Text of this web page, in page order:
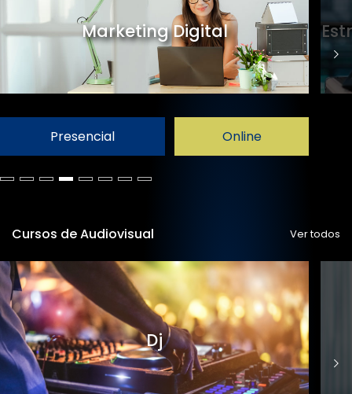
Marketing Digital
Presencial Online
Cursos de Audiovisual Ver todos
Dj